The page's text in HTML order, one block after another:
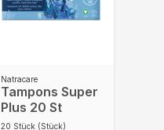
Natracare
Tampons Super
Plus 20 St
20 Stück (Stück)